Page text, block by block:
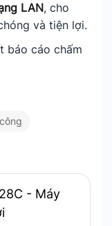
LAN, cho
và tiện lợi.
báo cáo chấm
Hợp Mọi
chắn và bền
thống chấm
- Máy